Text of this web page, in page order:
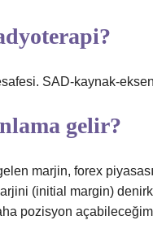
SAD-kaynak-
gelir?
marjin, forex
(initial margin)
pozisyon